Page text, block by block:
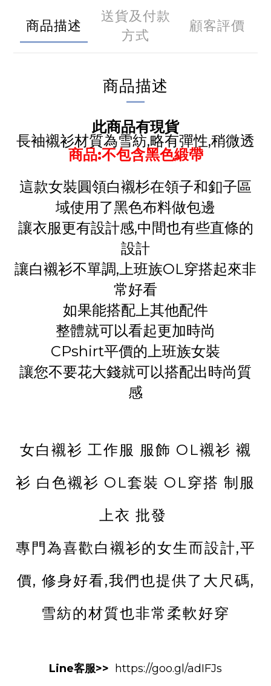
商品描述
送貨及付款
方式
顧客評價
商品描述
此商品有現貨
長袖襯衫材質為雪紡,略有彈性,稍微透
商品:不包含黑色緞帶
這款女裝圓領白襯杉在領子和釦子區
域使用了黑色布料做包邊
讓衣服更有設計感,中間也有些直條的
設計
讓白襯衫不單調,上班族OL穿搭起來非
常好看
如果能搭配上其他配件
整體就可以看起更加時尚
CPshirt平價的上班族女裝
讓您不要花大錢就可以搭配出時尚質
感
女白襯衫 工作服 服飾 OL襯衫 襯
衫 白色襯衫 OL套裝 OL穿搭 制服
上衣 批發
專門為喜歡白襯衫的女生而設計,平
價, 修身好看,我們也提供了大尺碼,
雪紡的材質也非常柔軟好穿
Line客服>> https://goo.gl/adIFJs